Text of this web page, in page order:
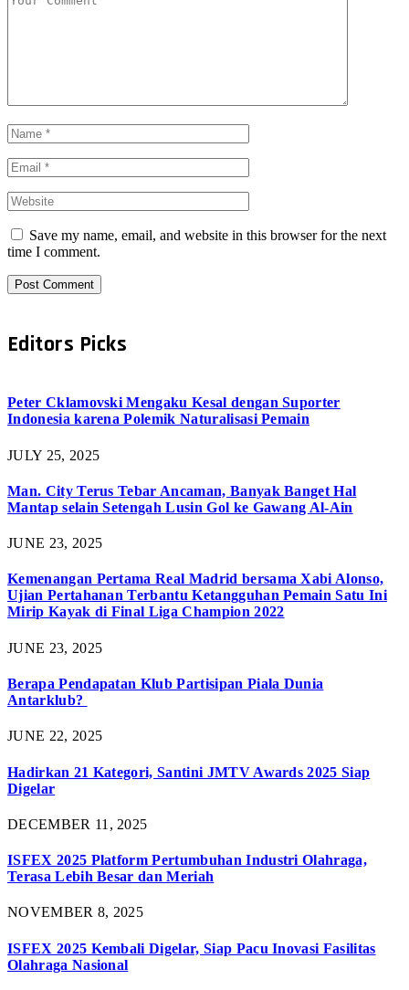
Save my name, email, and website in this browser for the next
time I comment.
Editors Picks
Peter Cklamovski Mengaku Kesal dengan Suporter
Indonesia karena Polemik Naturalisasi Pemain
JULY 25, 2025
Man. City Terus Tebar Ancaman, Banyak Banget Hal
Mantap selain Setengah Lusin Gol ke Gawang Al-Ain
JUNE 23, 2025
Kemenangan Pertama Real Madrid bersama Xabi Alonso,
Ujian Pertahanan Terbantu Ketangguhan Pemain Satu Ini
Mirip Kayak di Final Liga Champion 2022
JUNE 23, 2025
Berapa Pendapatan Klub Partisipan Piala Dunia
Antarklub?
JUNE 22, 2025
Hadirkan 21 Kategori, Santini JMTV Awards 2025 Siap
Digelar
DECEMBER 11, 2025
ISFEX 2025 Platform Pertumbuhan Industri Olahraga,
Terasa Lebih Besar dan Meriah
NOVEMBER 8, 2025
ISFEX 2025 Kembali Digelar, Siap Pacu Inovasi Fasilitas
Olahraga Nasional